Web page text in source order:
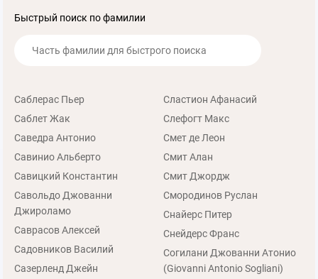
Быстрый поиск по фамилии
Саблерас Пьер
Саблет Жак
Саведра Антонио
Савинио Альберто
Савицкий Константин
Савольдо Джованни
Джироламо
Саврасов Алексей
Садовников Василий
Сазерленд Джейн
Сластион Афанасий
Слефогт Макс
Смет де Леон
Смит Алан
Смит Джордж
Смородинов Руслан
Снайерс Питер
Снейдерс Франс
Согилани Джованни Атонио
(Giovanni Antonio Sogliani)